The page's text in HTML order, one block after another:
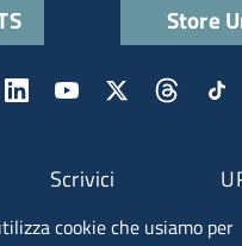
cookie che usiamo per
Scrivici
Store